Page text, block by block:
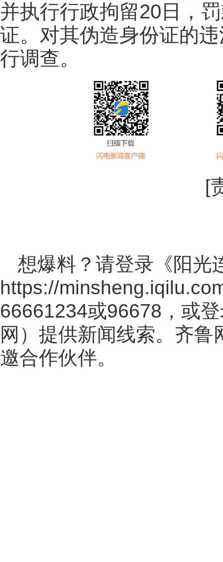
并执行行政拘留20日，
证。对其伪造身份证的
行调查。
[
想爆料？请登录《阳光
https://
66661234或96678，或
网 ）提供新闻线索。齐鲁
邀合作伙伴。